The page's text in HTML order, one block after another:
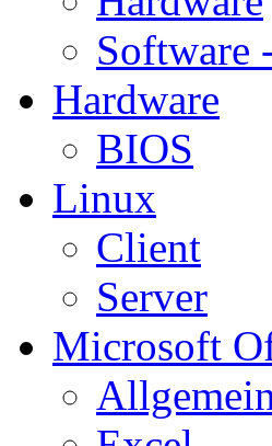
Software
Hardware
BIOS
Linux
Client
Server
Microsoft